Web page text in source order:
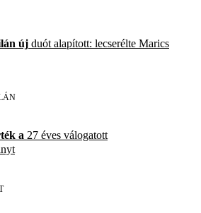
új duót alapított: lecserélte Marics
a 27 éves válogatott